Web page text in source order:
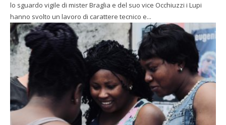
lo sguardo vigile di mister Braglia e del suo vice Occhiuzzi i Lupi
hanno svolto un lavoro di carattere tecnico e...